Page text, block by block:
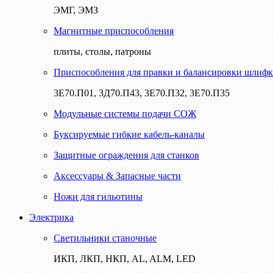
ЭМГ, ЭМЗ
Магнитные приспособления
плиты, столы, патроны
Приспособления для правки и балансировки
3Е70.П01, 3Д70.П43, 3Е70.П32, 3Е70.П35
Модульные системы подачи СОЖ
Буксируемые гибкие кабель-каналы
Защитные ограждения для станков
Аксессуары & Запасные части
Ножи для гильотины
Электрика
Светильники станочные
ИКП, ЛКП, НКП, AL, ALM, LED